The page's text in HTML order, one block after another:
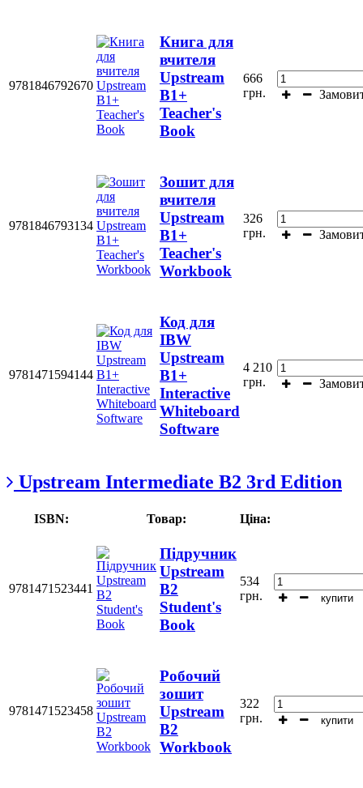
9781846792670
Книга для
вчителя
Upstream
В1+
Teacher's
Book
666
грн.
9781846793134
Зошит для
вчителя
Upstream
В1+
Teacher's
Workbook
326
грн.
9781471594144
Код для
IBW
Upstream
B1+
Interactive
Whiteboard
Software
4 210
грн.
Upstream Intermediate B2 3rd Edition
ISBN: Товар: Ціна:
9781471523441
Підручник
Upstream
B2
Student's
Book
534
грн.
купити
9781471523458
Робочий
зошит
Upstream
B2
Workbook
322
грн.
купити